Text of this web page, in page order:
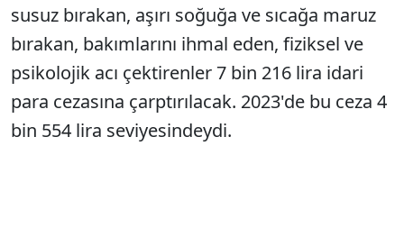
susuz bırakan, aşırı soğuğa ve sıcağa maruz
bırakan, bakımlarını ihmal eden, fiziksel ve
psikolojik acı çektirenler 7 bin 216 lira idari
para cezasına çarptırılacak. 2023'de bu ceza 4
bin 554 lira seviyesindeydi.